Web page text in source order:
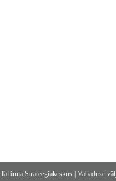
Tallinna Strateegiakeskus |Vabaduse